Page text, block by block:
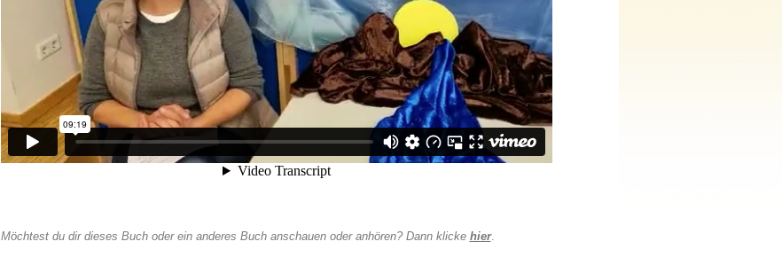
Möchtest du dir dieses Buch oder ein anderes Buch anschauen oder anhören? Dann klicke hier.